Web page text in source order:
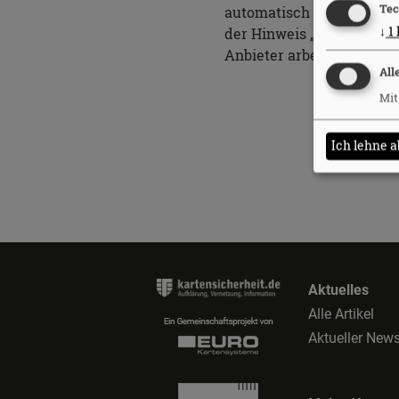
automatisch vor
der Hinweis „Vorsicht:
Anbieter arbeiten an
Aktuelles
Alle Artikel
Aktueller
↓ 1
Mit
Ich lehne